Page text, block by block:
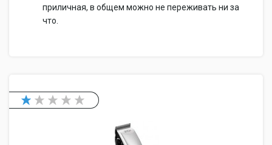
приличная, в общем можно не переживать ни за
что.